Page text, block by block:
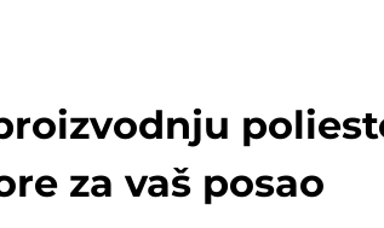
za vaš posao